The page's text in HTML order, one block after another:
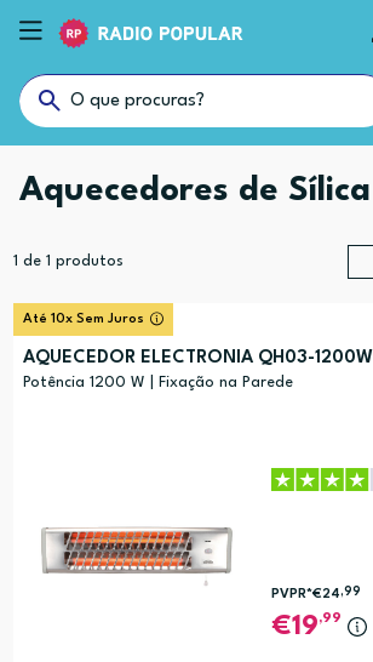
Aquecedores de Sílica
1 de 1 produtos
Até 10x Sem Juros
AQUECEDOR ELECTRONIA QH03-1200W
Potência 1200 W | Fixação na Parede
PVPR*€24 ,99
19,99